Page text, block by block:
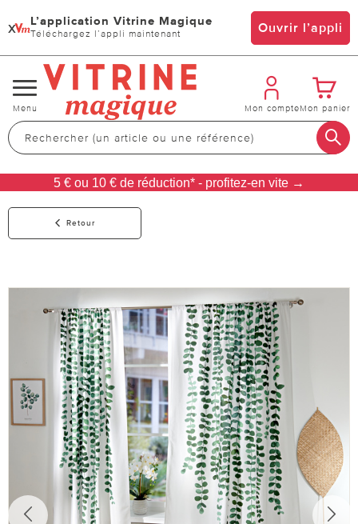
x L’application Vitrine Magique
Téléchargez l’appli maintenant Ouvrir l’appli
Changer
de
navigation
Menu Mon compteMon panier
5 € ou 10 € de réduction* - profitez-en vite →
Retour